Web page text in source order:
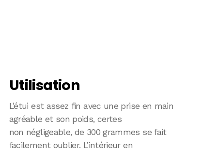
Utilisation
L’étui est assez fin avec une prise en main
agréable et son poids, certes
non négligeable, de 300 grammes se fait
facilement oublier. L’intérieur en